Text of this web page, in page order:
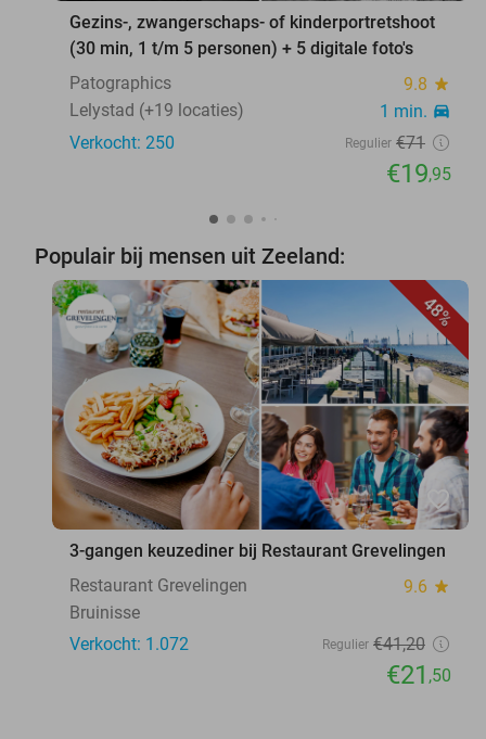
Gezins-, zwangerschaps- of kinderportretshoot
(30 min, 1 t/m 5 personen) + 5 digitale foto's
Patographics
9.8 star
Lelystad (+19 locaties) 1 min. directions_car
Verkocht: 250 Regulier €71
€19,95
Populair bij mensen uit Zeeland:
48%
favorite_border
3-gangen keuzediner bij Restaurant Grevelingen
Restaurant Grevelingen
9.6 star
Bruinisse
Verkocht: 1.072
Regulier €41,20
€21 ,50